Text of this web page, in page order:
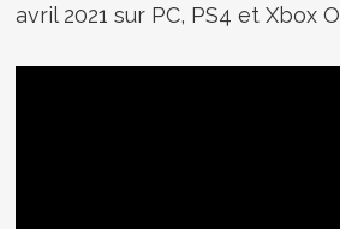
avril 2021 sur PC, PS4 et Xbox